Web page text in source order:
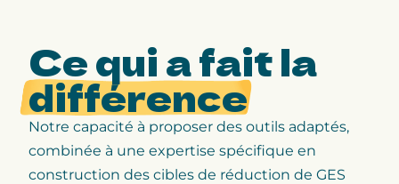
Ce qui a fait la
différence
Notre capacité à proposer des outils adaptés,
combinée à une expertise spécifique en
construction des cibles de réduction de GES